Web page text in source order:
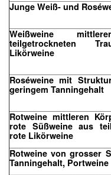
Junge Weiß- und
Weißweine
teilgetrockneten
Likörweine
Roséweine mit
geringem Tanningehalt
Rotweine mittleren
rote Süßweine aus
rote
Rotweine von grosser
Tanningehalt, Portweine